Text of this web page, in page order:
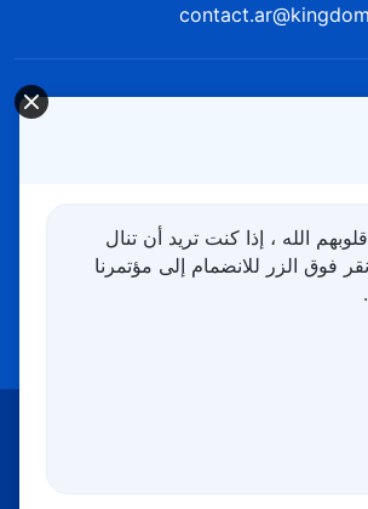
إلى الأرض! هل تريد دخوله؟
الله ، إذا كنت تريد أن تنال
فوق الزر للانضمام إلى مؤتمرنا